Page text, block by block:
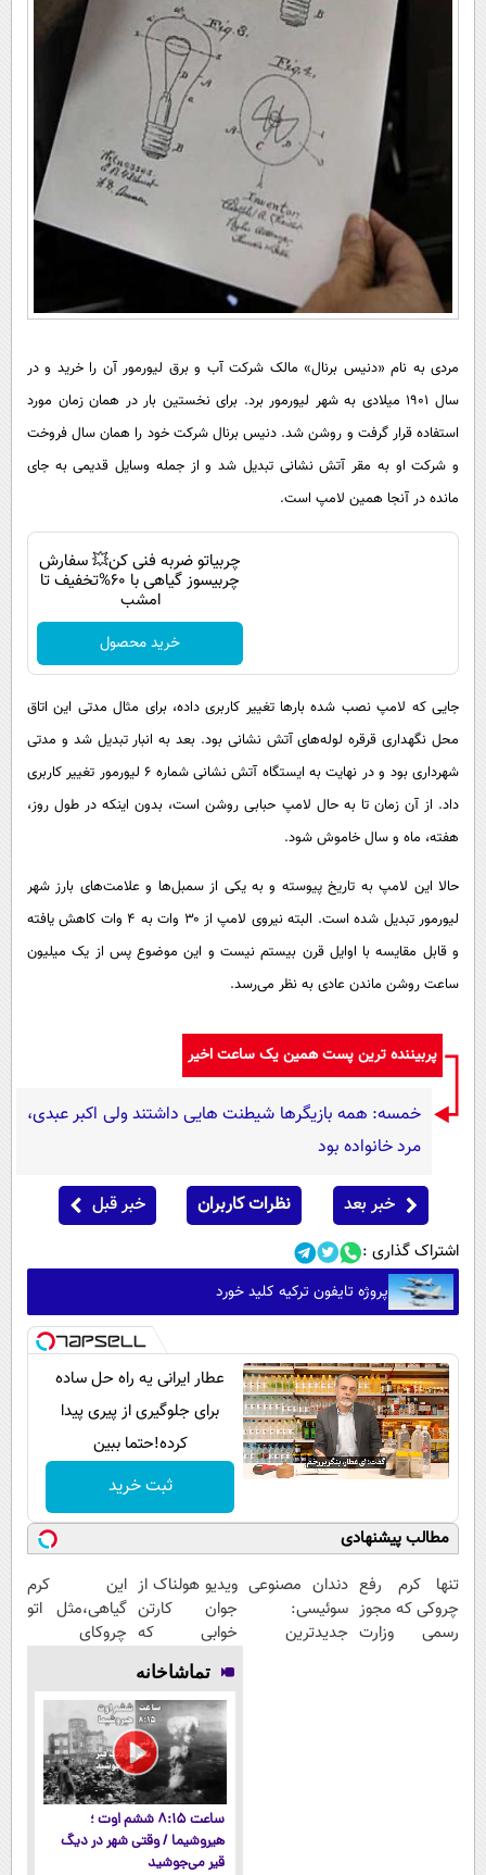
مردی به نام «دنیس برنال» مالک شرکت آب و برق لیورمور آن را خرید و در
سال ۱۹۰۱ میلادی به شهر لیورمور برد. برای نخستین بار در همان زمان مورد
استفاده قرار گرفت و روشن شد. دنیس برنال شرکت خود را همان سال فروخت
و شرکت او به مقر آتش نشانی تبدیل شد و از جمله وسایل قدیمی به جای
مانده در آنجا همین لامپ است.
چربیاتو ضربه فنی کن💥 سفارش
چربیسوز گیاهی با 60%تخفیف تا
امشب
خرید محصول
جایی که لامپ نصب شده بار‌ها تغییر کاربری داده، برای مثال مدتی این اتاق
محل نگهداری قرقره لوله‌های آتش نشانی بود. بعد به انبار تبدیل شد و مدتی
شهرداری بود و در نهایت به ایستگاه آتش نشانی شماره ۶ لیورمور تغییر کاربری
داد. از آن زمان تا به حال لامپ حبابی روشن است، بدون اینکه در طول روز،
هفته، ماه و سال خاموش شود.
حالا این لامپ به تاریخ پیوسته و به یکی از سمبل‌ها و علامت‌های بارز شهر
لیورمور تبدیل شده است. البته نیروی لامپ از ۳۰ وات به ۴ وات کاهش یافته
و قابل مقایسه با اوایل قرن بیستم نیست و این موضوع پس از یک میلیون
ساعت روشن ماندن عادی به نظر می‌رسد.
پربیننده ترین پست همین یک ساعت اخیر
خمسه: همه بازیگرها شیطنت هایی داشتند ولی اکبر عبدی،
مرد خانواده بود
خبر بعد نظرات کاربران خبر قبل
اشتراک گذاری :
پروژه تایفون ترکیه کلید خورد
عطار ایرانی یه راه حل ساده
برای جلوگیری از پیری پیدا
کرده!حتما ببین
ثبت خرید
مطالب پیشنهادی
تنها کرم رفع
چروکی که مجوز
رسمی وزارت
دندان مصنوعی
سوئیسی:
جدیدترین
ویدیو هولناک از
جوان کارتن
خوابی که
میلیاردر شد.
آموزش رایگان
این کرم
گیاهی،مثل اتو
چروکای
تماشاخانه
ساعت ۸:۱۵ ششم اوت ؛
هیروشیما / وقتی شهر در دیگ
قیر می‌جوشید